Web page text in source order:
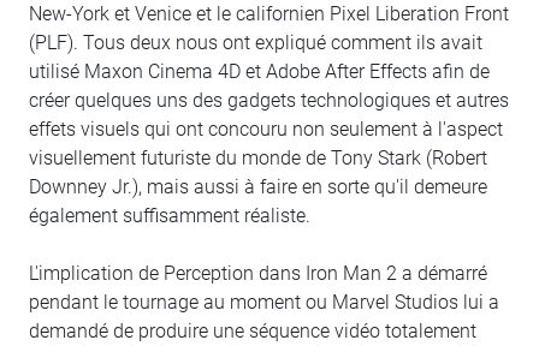
New-York et Venice et le californien Pixel Liberation Front
(PLF). Tous deux nous ont expliqué comment ils avait
utilisé Maxon Cinema 4D et Adobe After Effects afin de
créer quelques uns des gadgets technologiques et autres
effets visuels qui ont concouru non seulement à l'aspect
visuellement futuriste du monde de Tony Stark (Robert
Downney Jr.), mais aussi à faire en sorte qu'il demeure
également suffisamment réaliste.
L'implication de Perception dans Iron Man 2 a démarré
pendant le tournage au moment ou Marvel Studios lui a
demandé de produire une séquence vidéo totalement